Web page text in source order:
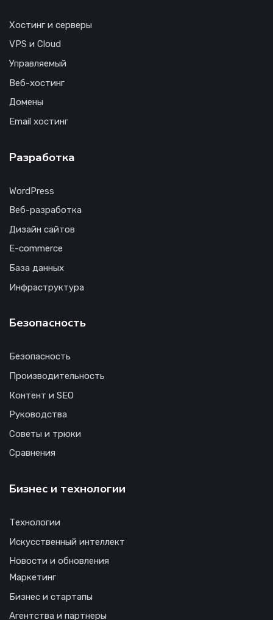
Хостинг и серверы
VPS и Cloud
Управляемый
Веб-хостинг
Домены
Email хостинг
Разработка
WordPress
Веб-разработка
Дизайн сайтов
E-commerce
База данных
Инфраструктура
Безопасность
Безопасность
Производительность
Контент и SEO
Руководства
Советы и трюки
Сравнения
Бизнес и технологии
Технологии
Искусственный интеллект
Новости и обновления
Маркетинг
Бизнес и стартапы
Агентства и партнеры